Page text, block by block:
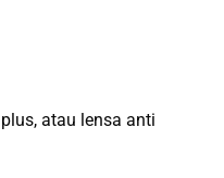
atau lensa anti